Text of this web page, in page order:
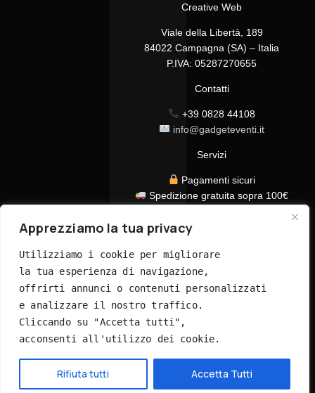
Apprezziamo la tua privacy
Utilizziamo i cookie per migliorare
la tua esperienza di navigazione,
offrirti annunci o contenuti personalizzati
e analizzare il nostro traffico.
Cliccando su "Accetta tutti",
acconsenti all'utilizzo dei cookie.
Rifiuta tutti Accetta Tutti
Creative Web
Viale della Libertà, 189
84022 Campagna (SA) – Italia
P.IVA: 05287270655
Contatti
+39 0828 44108
info@gadgeteventi.it
Servizi
Pagamenti sicuri
Spedizione gratuita sopra 100€
Assistenza clienti dedicata
© 2026 GadgetEventi365.it - Tutti i diritti riservati
Hai bisogno di aiuto?